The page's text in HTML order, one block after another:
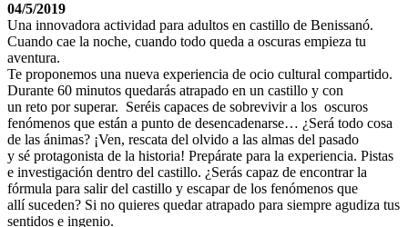
04/5/2019
Una innovadora actividad para adultos en castillo de Benissanó.
Cuando cae la noche, cuando todo queda a oscuras empieza tu
aventura.
Te proponemos una nueva experiencia de ocio cultural compartido.
Durante 60 minutos quedarás atrapado en un castillo y con
un reto por superar. Seréis capaces de sobrevivir a los oscuros
fenómenos que están a punto de desencadenarse… ¿Será todo cosa
de las ánimas? ¡Ven, rescata del olvido a las almas del pasado
y sé protagonista de la historia! Prepárate para la experiencia. Pistas
e investigación dentro del castillo. ¿Serás capaz de encontrar la
fórmula para salir del castillo y escapar de los fenómenos que
allí suceden? Si no quieres quedar atrapado para siempre agudiza tus
sentidos e ingenio.